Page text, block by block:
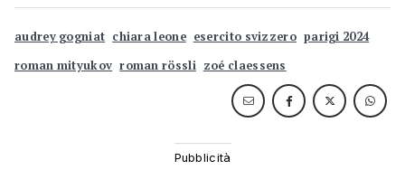
audrey gogniat chiara leone esercito svizzero parigi 2024
roman mityukov roman rössli zoé claessens